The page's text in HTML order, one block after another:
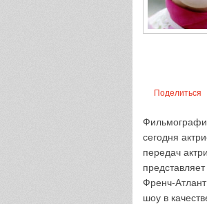
Поделиться
сегодня
передач
Френч-
шоу в